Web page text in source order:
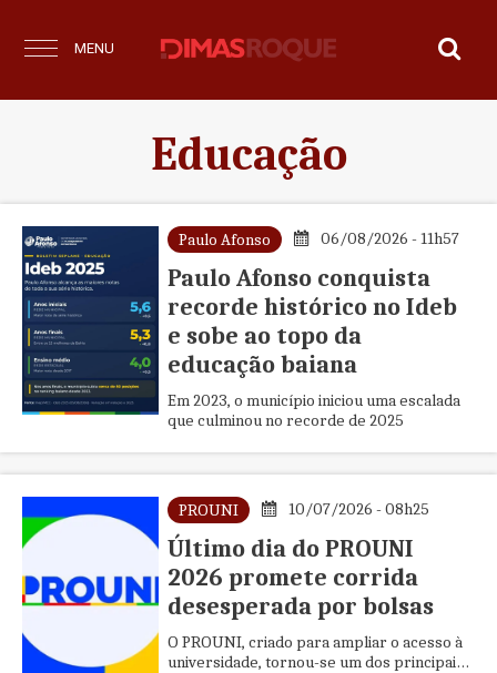
MENU
Educação
Paulo Afonso 06/08/2026 - 11h57
Paulo Afonso conquista
recorde histórico no Ideb
e sobe ao topo da
educação baiana
Em 2023, o município iniciou uma escalada
que culminou no recorde de 2025
PROUNI 10/07/2026 - 08h25
Último dia do PROUNI
2026 promete corrida
desesperada por bolsas
O PROUNI, criado para ampliar o acesso à
universidade, tornou-se um dos principais